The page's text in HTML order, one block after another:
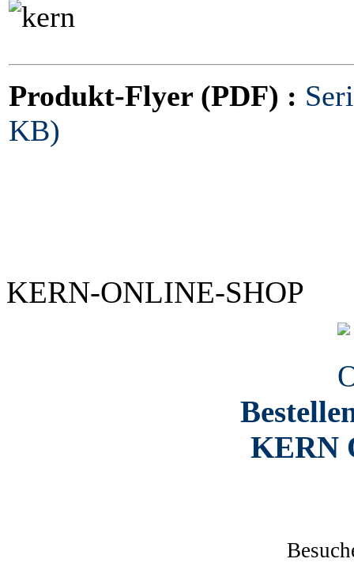
Produkt-Flyer (PDF) :
KB)
KERN-ONLINE-SHOP
KERN